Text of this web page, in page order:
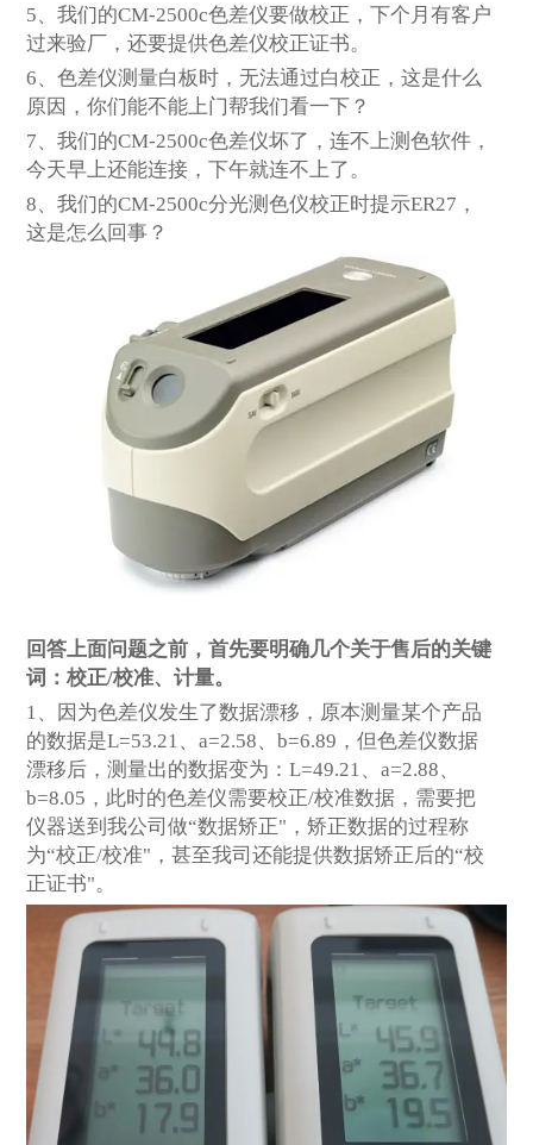
5、我们的CM-2500c色差仪要做校正，下个月有客户
过来验厂，还要提供色差仪校正证书。
6、色差仪测量白板时，无法通过白校正，这是什么
原因，你们能不能上门帮我们看一下？
7、我们的CM-2500c色差仪坏了，连不上测色软件，
今天早上还能连接，下午就连不上了。
8、我们的CM-2500c分光测色仪校正时提示ER27，
这是怎么回事？
回答上面问题之前，首先要明确几个关于售后的关键
词：校正/校准、计量。
1、因为色差仪发生了数据漂移，原本测量某个产品
的数据是L=53.21、a=2.58、b=6.89，但色差仪数据
漂移后，测量出的数据变为：L=49.21、a=2.88、
b=8.05，此时的色差仪需要校正/校准数据，需要把
仪器送到我公司做“数据矫正"，矫正数据的过程称
为“校正/校准"，甚至我司还能提供数据矫正后的“校
正证书"。